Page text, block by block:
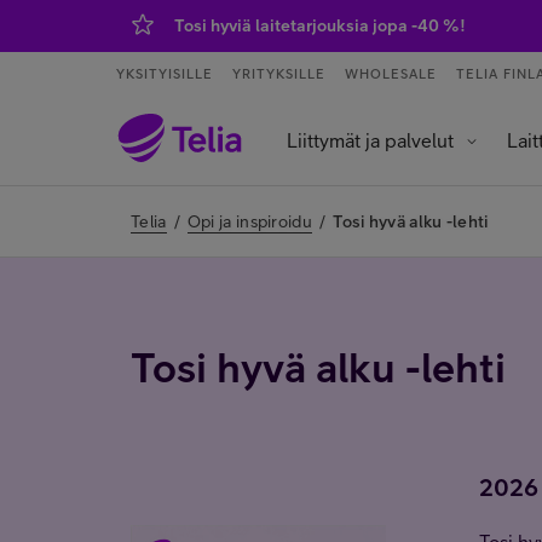
Tosi hyviä laitetarjouksia jopa -40 %!
YKSITYISILLE YRITYKSILLE WHOLESALE TELIA
Liittymät ja palvelut
Telia / Opi ja inspiroidu / Tosi hyvä alku -lehti
Tosi hyvä alku -lehti